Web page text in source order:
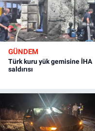
GÜNDEM
Türk kuru yük gemisine İHA
saldırısı